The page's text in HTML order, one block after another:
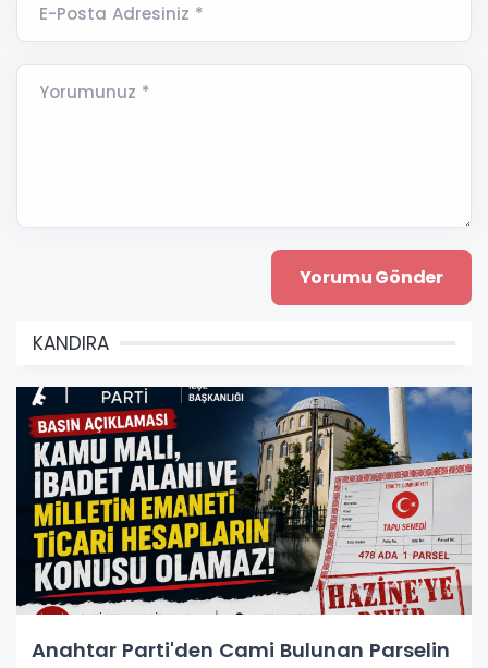
E-Posta Adresiniz *
Yorumunuz *
KANDIRA
Anahtar Parti'den Cami Bulunan Parselin